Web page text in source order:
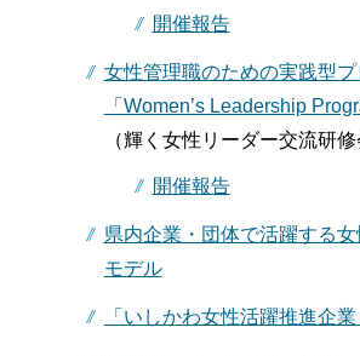
開催報告
女性管理職のための実践型プ
「Women’s Leadership
（輝く女性リーダー交流研修
開催報告
県内企業・団体で活躍する
モデル
「いしかわ女性活躍推進企